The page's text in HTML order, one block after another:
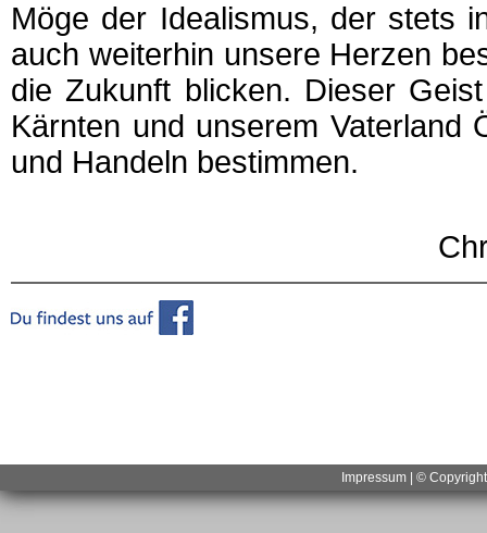
Möge der Idealismus, der stets
auch weiterhin unsere Herzen
die Zukunft blicken. Dieser
Kärnten und unserem Vaterland
und Handeln bestimmen.
Impressum | ©